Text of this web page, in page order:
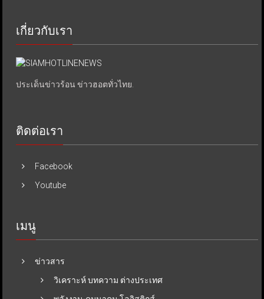
เกี่ยวกับเรา
ประเด็นข่าวร้อน ข่าวฮอตทั่วไทย.
ติดต่อเรา
Facebook
Youtube
เมนู
ข่าวสาร
วิเคราะห์ บทความ ต่างประเทศ